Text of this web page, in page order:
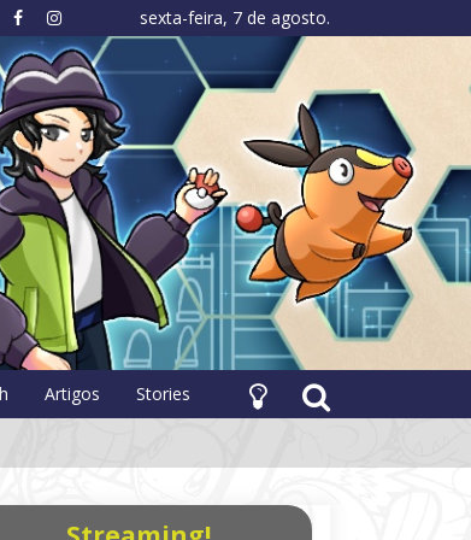
sexta-feira, 7 de agosto.
Artigos Stories